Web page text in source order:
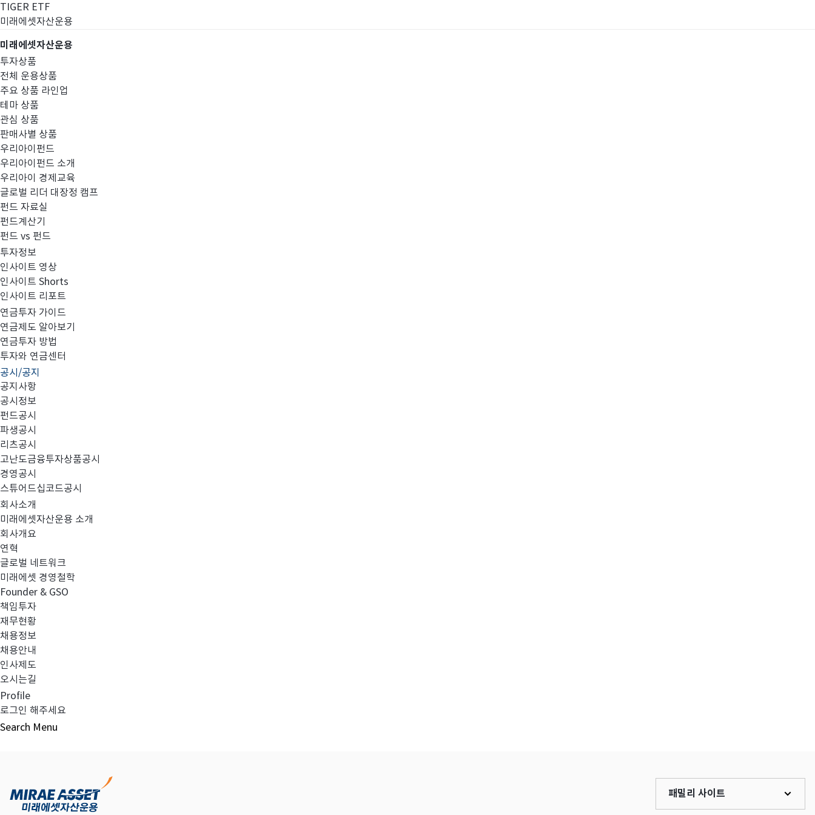
TIGER ETF
미래에셋자산운용
미래에셋자산운용
투자상품
전체 운용상품
주요 상품 라인업
테마 상품
관심 상품
판매사별 상품
우리아이펀드
우리아이펀드 소개
우리아이 경제교육
글로벌 리더 대장정 캠프
펀드 자료실
펀드계산기
펀드 vs 펀드
투자정보
인사이트 영상
인사이트 Shorts
인사이트 리포트
연금투자 가이드
연금제도 알아보기
연금투자 방법
투자와 연금센터
공시/공지
공지사항
공시정보
펀드공시
파생공시
리츠공시
고난도금융투자상품공시
경영공시
스튜어드십코드공시
회사소개
미래에셋자산운용 소개
회사개요
연혁
글로벌 네트워크
미래에셋 경영철학
Founder & GSO
책임투자
재무현황
채용정보
채용안내
인사제도
오시는길
Profile
로그인 해주세요
Search Menu
고난도금융투자상품
고난도금융투자상품_공시_20231024
이전글
다음글
목록보기
패밀리 사이트